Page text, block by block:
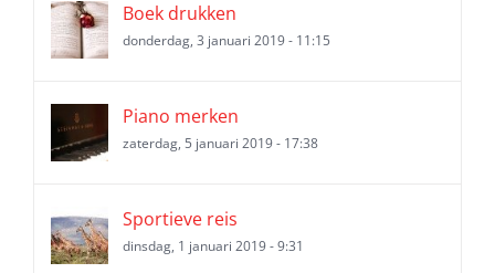
Boek drukken
donderdag, 3 januari 2019 - 11:15
Piano merken
zaterdag, 5 januari 2019 - 17:38
Sportieve reis
dinsdag, 1 januari 2019 - 9:31